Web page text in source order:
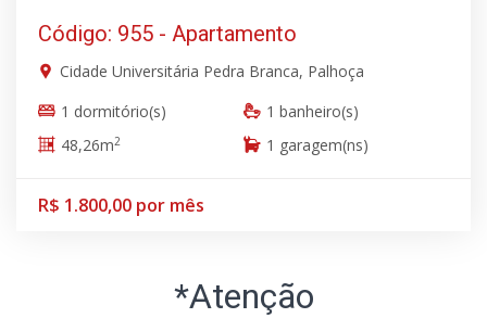
Código: 955 - Apartamento
Cidade Universitária Pedra Branca, Palhoça
1 dormitório(s)
1 banheiro(s)
48,26m2 1 garagem(ns)
R$ 1.800,00 por mês
*Atenção